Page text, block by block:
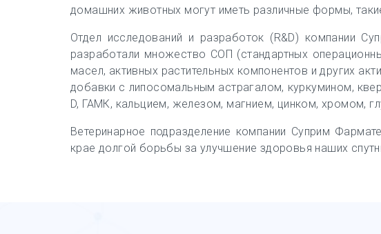
домашних животных могут иметь различные формы,
Отдел исследований и разработок (R&D) компании
разработали множество СОП (стандартных
масел, активных растительных компонентов и других
добавки с липосомальным астрагалом, куркумином,
D, ГАМК, кальцием, железом, магнием, цинком, хромом,
Ветеринарное подразделение компании Суприм
крае долгой борьбы за улучшение здоровья наших